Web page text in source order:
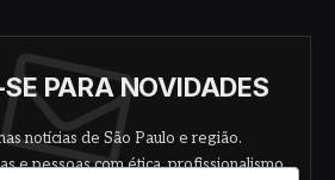
PARA NOVIDADES
notícias de São Paulo e região.
e pessoas com ética, profissionalismo